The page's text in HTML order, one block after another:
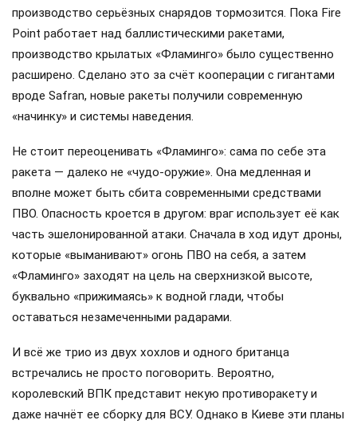
производство серьёзных снарядов тормозится. Пока Fire
Point работает над баллистическими ракетами,
производство крылатых «Фламинго» было существенно
расширено. Сделано это за счёт кооперации с гигантами
вроде Safran, новые ракеты получили современную
«начинку» и системы наведения.
Не стоит переоценивать «Фламинго»: сама по себе эта
ракета — далеко не «чудо-оружие». Она медленная и
вполне может быть сбита современными средствами
ПВО. Опасность кроется в другом: враг использует её как
часть эшелонированной атаки. Сначала в ход идут дроны,
которые «выманивают» огонь ПВО на себя, а затем
«Фламинго» заходят на цель на сверхнизкой высоте,
буквально «прижимаясь» к водной глади, чтобы
оставаться незамеченными радарами.
И всё же трио из двух хохлов и одного британца
встречались не просто поговорить. Вероятно,
королевский ВПК представит некую противоракету и
даже начнёт ее сборку для ВСУ. Однако в Киеве эти планы